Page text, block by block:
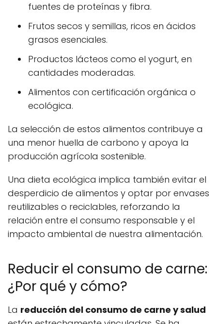
fuentes de proteínas y fibra.
Frutos secos y semillas, ricos en ácidos
grasos esenciales.
Productos lácteos como el yogurt, en
cantidades moderadas.
Alimentos con certificación orgánica o
ecológica.
La selección de estos alimentos contribuye a
una menor huella de carbono y apoya la
producción agrícola sostenible.
Una dieta ecológica implica también evitar el
desperdicio de alimentos y optar por envases
reutilizables o reciclables, reforzando la
relación entre el consumo responsable y el
impacto ambiental de nuestra alimentación.
Reducir el consumo de carne:
¿Por qué y cómo?
La reducción del consumo de carne y salud